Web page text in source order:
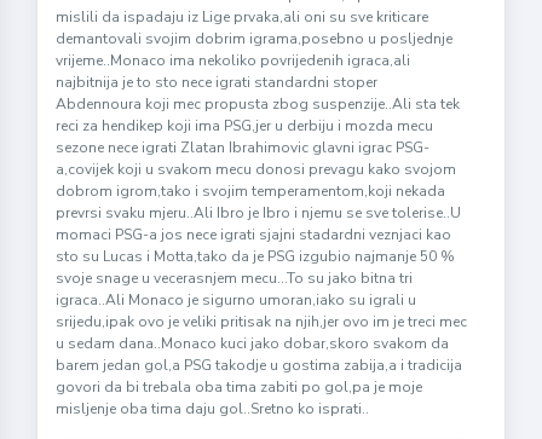
mislili da ispadaju iz Lige prvaka,ali oni su sve kriticare
demantovali svojim dobrim igrama,posebno u posljednje
vrijeme..Monaco ima nekoliko povrijedenih igraca,ali
najbitnija je to sto nece igrati standardni stoper
Abdennoura koji mec propusta zbog suspenzije..Ali sta tek
reci za hendikep koji ima PSG,jer u derbiju i mozda mecu
sezone nece igrati Zlatan Ibrahimovic glavni igrac PSG-
a,covijek koji u svakom mecu donosi prevagu kako svojom
dobrom igrom,tako i svojim temperamentom,koji nekada
prevrsi svaku mjeru..Ali Ibro je Ibro i njemu se sve tolerise..U
momaci PSG-a jos nece igrati sjajni stadardni veznjaci kao
sto su Lucas i Motta,tako da je PSG izgubio najmanje 50 %
svoje snage u vecerasnjem mecu...To su jako bitna tri
igraca..Ali Monaco je sigurno umoran,iako su igrali u
srijedu,ipak ovo je veliki pritisak na njih,jer ovo im je treci mec
u sedam dana..Monaco kuci jako dobar,skoro svakom da
barem jedan gol,a PSG takodje u gostima zabija,a i tradicija
govori da bi trebala oba tima zabiti po gol,pa je moje
misljenje oba tima daju gol..Sretno ko isprati..